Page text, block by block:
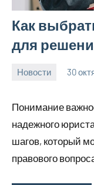
Как
для
Новости 30
Понимание
надежного
шагов, который
правового